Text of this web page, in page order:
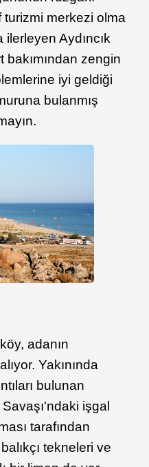
turizmi merkezi olma
Aydıncık
bakımından zengin
iyi geldiği
bulanmış
adanın
Yakınında
bulunan
işgal
tarafından
tekneleri ve